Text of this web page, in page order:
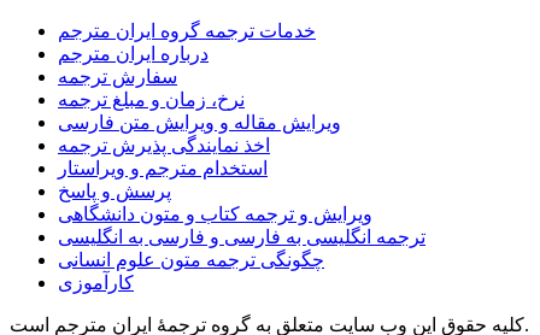
خدمات ترجمه گروه ایران مترجم
درباره ایران مترجم
سفارش ترجمه
نرخ، زمان و مبلغ ترجمه
ویرایش مقاله و ویرایش متن فارسی
اخذ نمایندگی پذیرش ترجمه
استخدام مترجم و ویراستار
پرسش و پاسخ
ویرایش و ترجمه کتاب و متون دانشگاهی
ترجمه انگلیسی به فارسی و فارسی به انگلیسی
چگونگی ترجمه متون علوم انسانی
کارآموزی
کلیه حقوق این وب سایت متعلق به گروه ترجمۀ ایران مترجم است.